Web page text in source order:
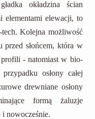
okładzina ścian
elementami elewacji, to
Kolejna możliwość
przed słońcem, która w
- natomiast w bio-
osłony całej
drewniane osłony
formą żaluzje
nowocześnie.